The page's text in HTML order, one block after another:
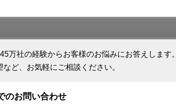
万社の経験からお客様のお悩みにお答えします。
ど、お気軽にご相談ください。
のお問い合わせ